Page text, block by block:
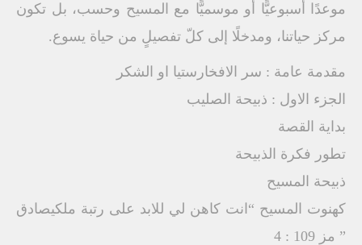
موعدًا أسبوعيًّا أو موسميًّا مع المسيح وحسب، بل تكون
مركز حياتنا، ومدخلًا إلى كلّ تفصيلٍ من حياة يسوع.
مقدمة عامة : سر الافخارستيا او الشكر
الجزء الاول : ذبيحة الصليب
بداية القصة
تطور فكرة الذبيحة
ذبيحة المسيح
كهنوت المسيح “انت كاهن لي للابد على رتبة ملكيصادق
” مز 109 : 4